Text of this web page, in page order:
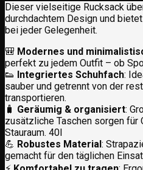
Dieser vielseitige Rucksack
durchdachtem Design und
bei jeder Gelegenheit.
🎒 Modernes und
perfekt zu jedem Outfit – ob
👟 Integriertes Schuhfach:
sauber und getrennt von der
transportieren.
🧳 Geräumig & organisiert:
zusätzliche Taschen sorgen für
Stauraum. 40l
💪 Robustes Material:
gemacht für den täglichen